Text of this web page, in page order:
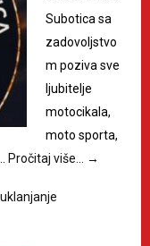
Subotica sa
zadovoljstvo
m poziva sve
ljubitelje
motocikala,
moto sporta,
Pročitaj više… →